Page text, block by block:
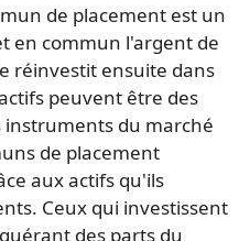
de placement est un
en commun l'argent de
réinvestit ensuite dans
peuvent être des
instruments du marché
de placement
aux actifs qu'ils
Ceux qui investissent
des parts du